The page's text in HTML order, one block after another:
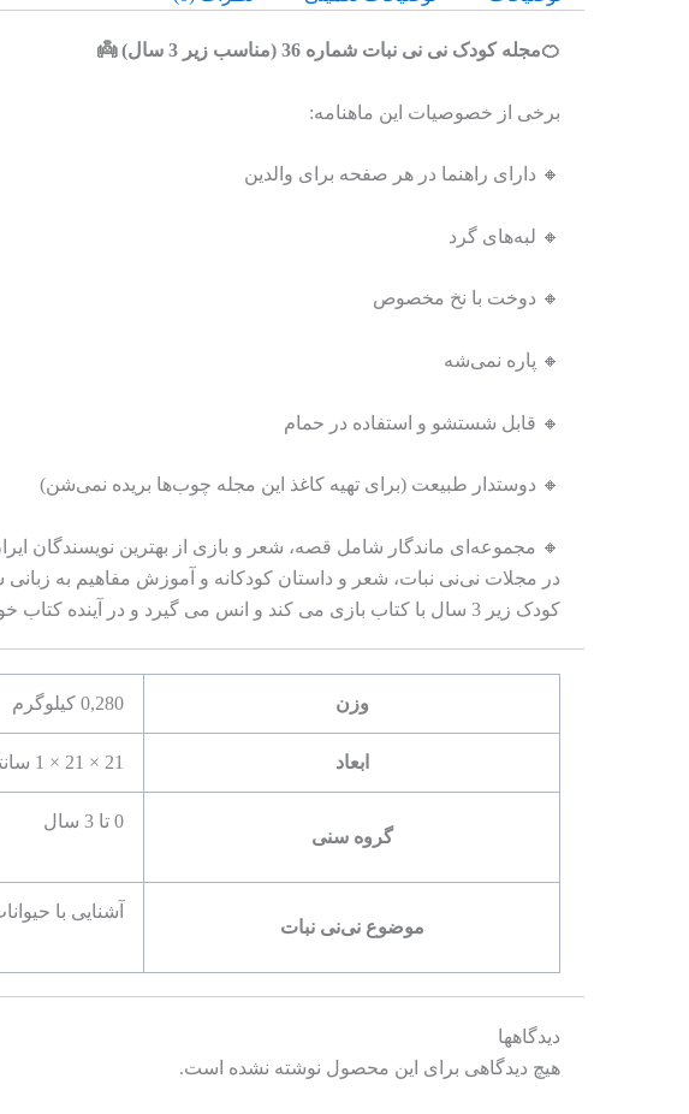
🍊مجله کودک نی نی نبات شماره 36 (مناسب زیر 3 سال) 👼
برخی از خصوصیات این ماهنامه:
🔸 دارای راهنما در هر صفحه برای والدین
🔸 لبه‌های گرد
🔸 دوخت با نخ مخصوص
🔸 پاره نمی‌شه
🔸 قابل شستشو و استفاده در حمام
🔸 دوستدار طبیعت (برای تهیه کاغذ این مجله چوب‌ها بریده نمی‌شن)
🔸 مجموعه‌ای ماندگار شامل قصه، شعر و بازی از بهترین نویسندگان
در مجلات نی‌نی نبات، شعر و داستان کودکانه و آموزش مفاهیم به
کودک زیر 3 سال با کتاب بازی می کند و انس می گیرد و در آینده کتاب خواندن را به عنوان سرگرمی خود انتخاب خواهد کرد.
وزن 0,280 کیلوگرم
ابعاد 21 × 21 × 1 سانتیمتر
گروه سنی
0 تا 3 سال
موضوع نی‌نی نبات
آشنایی با
دیدگاهها
هیچ دیدگاهی برای این محصول نوشته نشده است.